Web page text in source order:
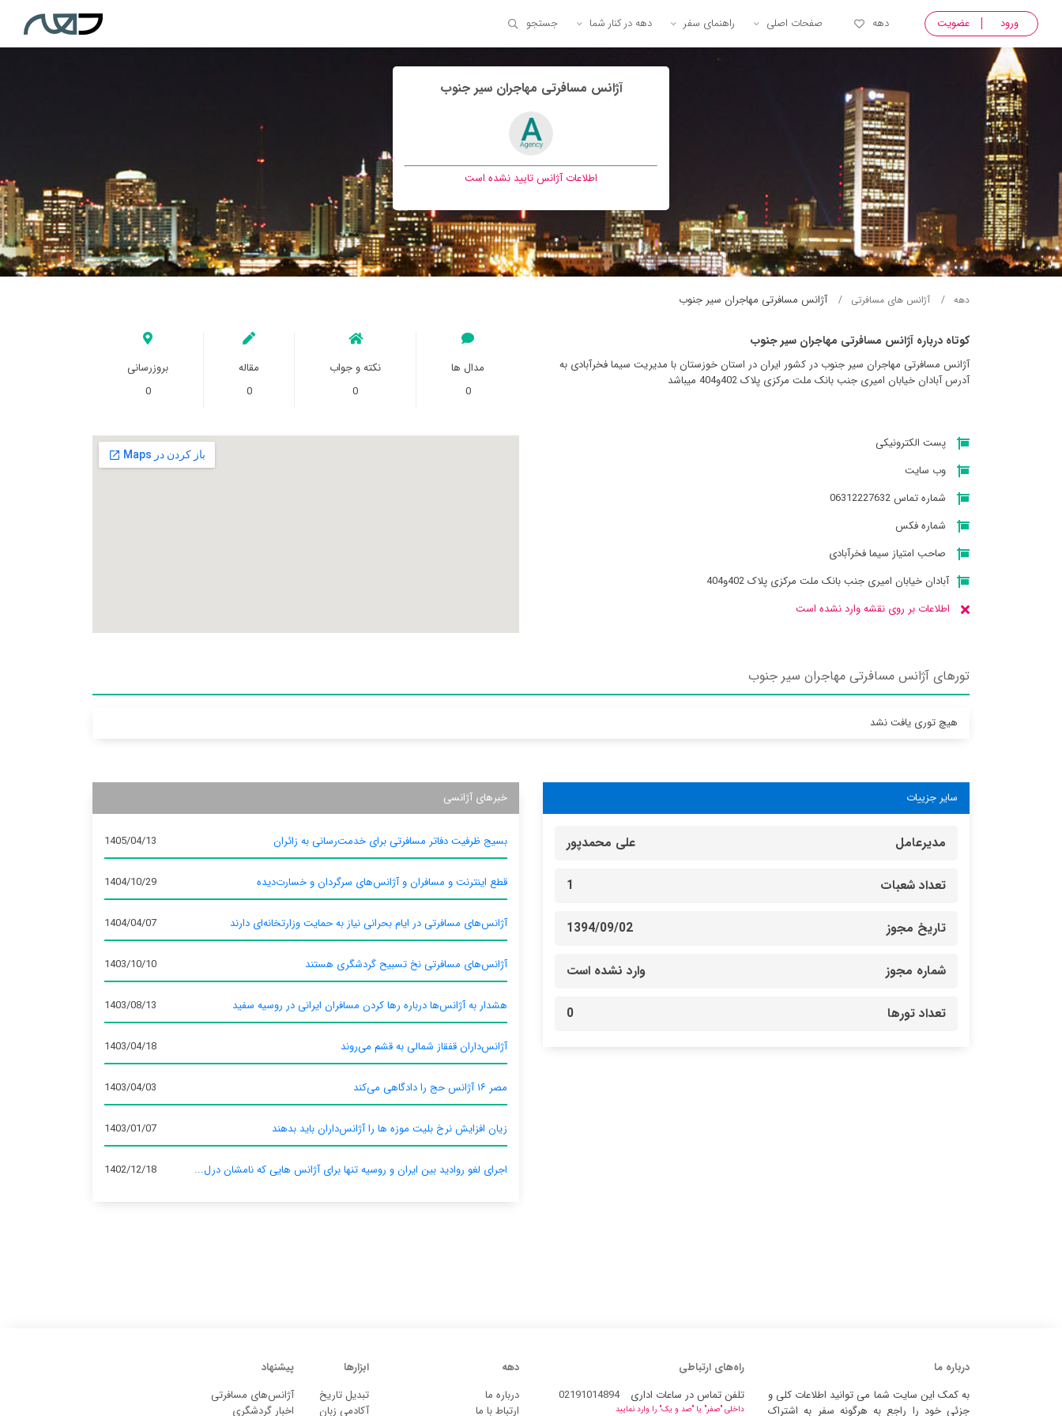
ورود عضویت دهه صفحات اصلی راهنمای سفر دهه در کنار شما جستجو
آژانس مسافرتی مهاجران سير جنوب
اطلاعات آژانس تایید نشده است
دهه آژانس های مسافرتی آژانس مسافرتی مهاجران سير جنوب
کوتاه درباره آژانس مسافرتی مهاجران سير جنوب
آژانس مسافرتی مهاجران سير جنوب در کشور ایران در استان خوزستان با مدیریت سیما فخرآبادی به
آدرس آبادان خیابان امیری جنب بانک ملت مرکزی پلاک 402و404 میباشد
مدال ها
0
نکته و جواب
0
مقاله
0
بروزرسانی
0
پست الکترونیکی
وب سایت
شماره تماس 06312227632
شماره فکس
صاحب امتیاز سیما فخرآبادی
آبادان خیابان امیری جنب بانک ملت مرکزی پلاک 402و404
اطلاعات بر روی نقشه وارد نشده است
تورهای آژانس مسافرتی مهاجران سير جنوب
هیچ توری یافت نشد
سایر جزییات
مدیرعامل علی محمدپور
تعداد شعبات 1
تاریخ مجوز 1394/09/02
شماره مجوز وارد نشده است
تعداد تورها 0
خبرهای آژانسی
بسیج ظرفیت دفاتر مسافرتی برای خدمت‌رسانی به زائران 1405/04/13
قطع اینترنت و مسافران و آژانس‌های سرگردان و خسارت‌دیده 1404/10/29
آژانس‌های مسافرتی در ایام بحرانی نیاز به حمایت وزارتخانه‌ای دارند 1404/04/07
آژانس‌های مسافرتی نخ تسبیح گردشگری هستند 1403/10/10
هشدار به آژانس‌ها درباره رها کردن مسافران ایرانی در روسیه سفید 1403/08/13
آژانس‌داران قفقاز شمالی به قشم می‌روند 1403/04/18
مصر ۱۶ آژانس حج را دادگاهی می‌کند 1403/04/03
زیان افزایش نرخ بلیت موزه ها را آژانس‌داران باید بدهند 1403/01/07
اجرای لغو روادید بین ایران و روسیه تنها برای آژانس‌ هایی که نامشان درل... 1402/12/18
درباره ما
به کمک این سایت شما می توانید اطلاعات کلی و
جزئی خود را راجع به هرگونه سفر به اشتراک
راه‌های ارتباطی
تلفن تماس در ساعات اداری
02191014894
داخلی "صفر" یا "صد و یک" را وارد نمایید
دهه
درباره ما
ارتباط با ما
ابزارها
تبدیل تاریخ
آکادمی زبان
پیشنهاد
آژانس‌های مسافرتی
اخبار گردشگری